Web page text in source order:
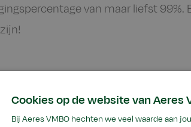
van maar liefst
Mooie resultaten
Onze leerlingen hebben fantastisch
Cookies op de website van Aeres
Bij Aeres VMBO hechten we veel waarde aan